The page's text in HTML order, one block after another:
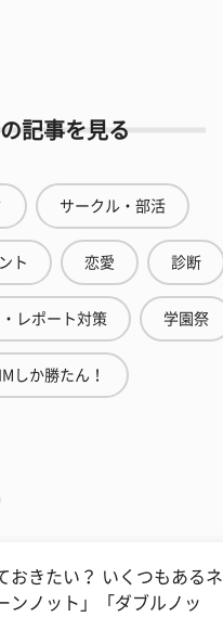
記事を見る
サークル・部活
ト 恋愛 診断
レポート対策 学園祭
しか勝たん！
おきたい？ いくつもあるネ
ンノット」「ダブルノッ